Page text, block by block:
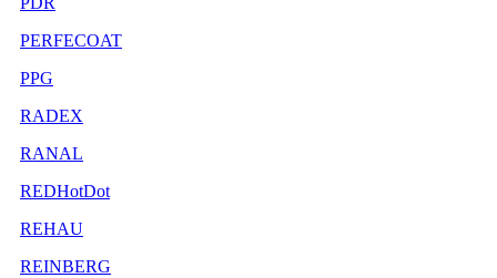
PERFECOAT
PPG
RADEX
RANAL
REDHotDot
REHAU
REINBERG